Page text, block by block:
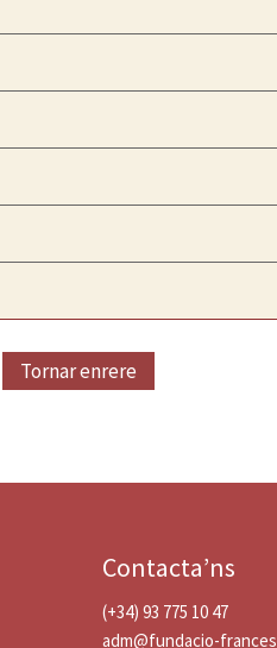
Tornar enrere
Contacta’ns
(+34) 93 775 10 47
adm@fundacio-